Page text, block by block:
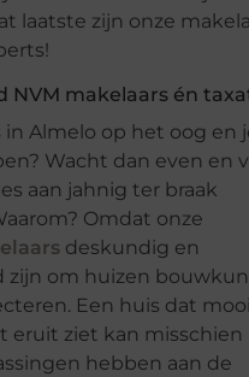
laatste zijn onze
NVM makelaars én
Almelo op het oog en
Wacht dan even en
aan jahnig ter braak
Omdat onze
deskundig en
zijn om huizen
Een huis dat
eruit ziet kan misschien
hebben aan de